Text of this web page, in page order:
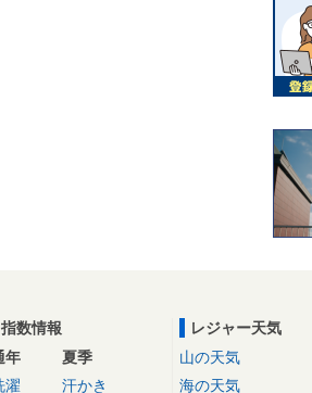
指数情報
年
濯
夏季
汗かき
レジャー天気
山の天気
海の天気